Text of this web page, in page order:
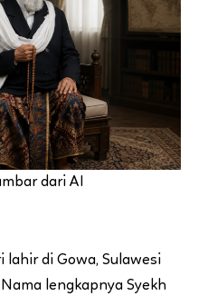
dari AI
lahir di Gowa, Sulawesi
lengkapnya Syekh